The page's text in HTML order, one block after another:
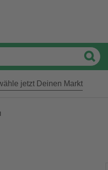
jetzt Deinen Markt